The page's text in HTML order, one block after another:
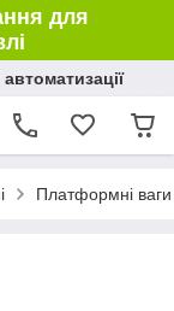
для
Платформні ваги